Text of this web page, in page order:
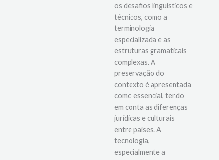
migração. São descritos
os desafios linguísticos e
técnicos, como a
terminologia
especializada e as
estruturas gramaticais
complexas. A
preservação do
contexto é apresentada
como essencial, tendo
em conta as diferenças
jurídicas e culturais
entre países. A
tecnologia,